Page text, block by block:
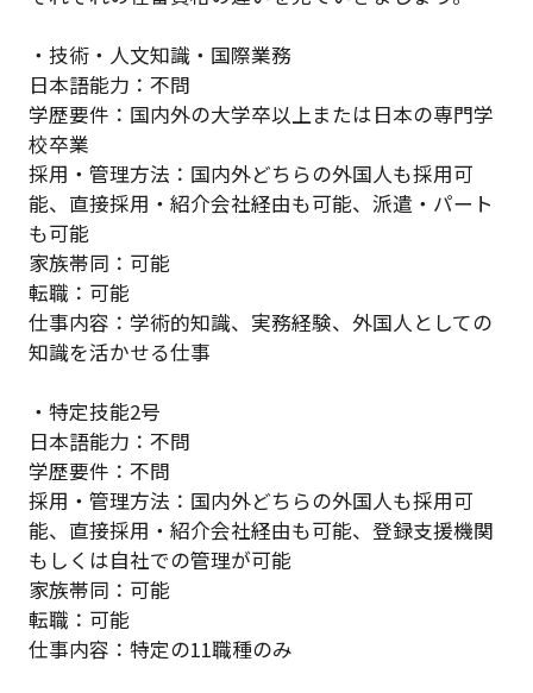
・技術・人文知識・国際業務
日本語能力：不問
学歴要件：国内外の大学卒以上または日本の専門学
校卒業
採用・管理方法：国内外どちらの外国人も採用可
能、直接採用・紹介会社経由も可能、派遣・パート
も可能
家族帯同：可能
転職：可能
仕事内容：学術的知識、実務経験、外国人としての
知識を活かせる仕事
・特定技能2号
日本語能力：不問
学歴要件：不問
採用・管理方法：国内外どちらの外国人も採用可
能、直接採用・紹介会社経由も可能、登録支援機関
もしくは自社での管理が可能
家族帯同：可能
転職：可能
仕事内容：特定の11職種のみ